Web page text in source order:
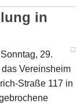
in
29.
Vereinsheim
Straße 117 in